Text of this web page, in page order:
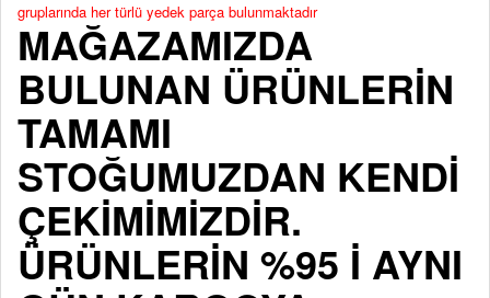
gruplarında her türlü yedek parça bulunmaktadır
MAĞAZAMIZDA
BULUNAN ÜRÜNLERİN
TAMAMI
STOĞUMUZDAN KENDİ
ÇEKİMİMİZDİR.
ÜRÜNLERİN %95 İ AYNI